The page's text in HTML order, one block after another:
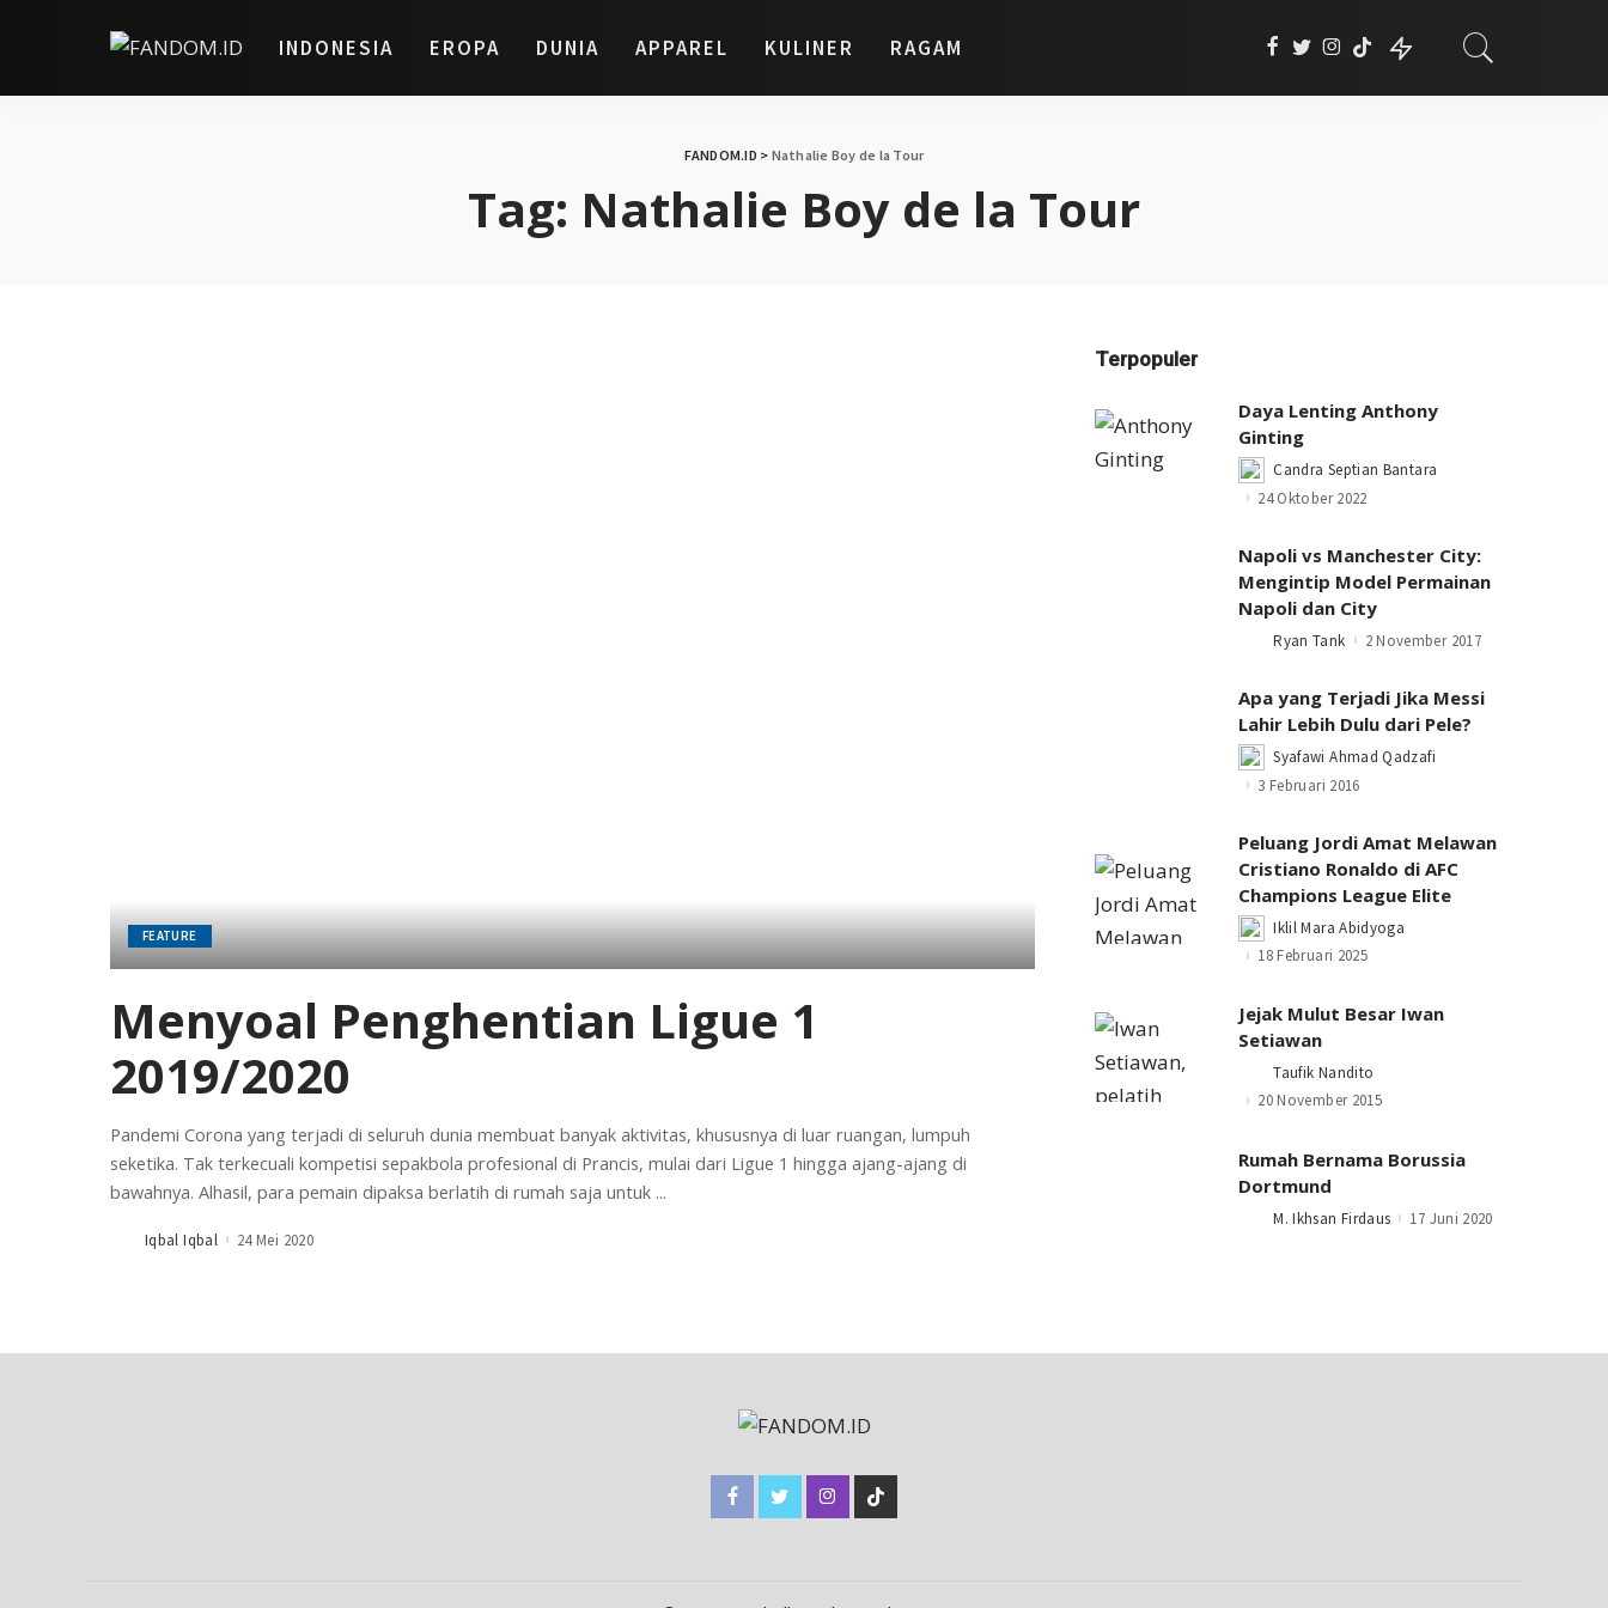
INDONESIA EROPA DUNIA APPAREL KULINER RAGAM
FANDOM.ID > Nathalie Boy de la Tour
Tag: Nathalie Boy de la Tour
FEATURE
Menyoal Penghentian Ligue 1
2019/2020
Pandemi Corona yang terjadi di seluruh dunia membuat banyak aktivitas, khususnya di luar ruangan, lumpuh
seketika. Tak terkecuali kompetisi sepakbola profesional di Prancis, mulai dari Ligue 1 hingga ajang-ajang di
bawahnya. Alhasil, para pemain dipaksa berlatih di rumah saja untuk ...
PostedIqbal Iqbal 24 Mei 2020
Terpopuler
Daya Lenting Anthony
Ginting
Posted
by
Candra Septian Bantara
24 Oktober 2022
Napoli vs Manchester City:
Mengintip Model Permainan
Napoli dan City
PostedRyan Tank 2 November 2017
Apa yang Terjadi Jika Messi
Lahir Lebih Dulu dari Pele?
Posted
by
Syafawi Ahmad Qadzafi
3 Februari 2016
Peluang Jordi Amat Melawan
Cristiano Ronaldo di AFC
Champions League Elite
Posted
by
Iklil Mara Abidyoga
18 Februari 2025
Jejak Mulut Besar Iwan
Setiawan
Posted
by
Taufik Nandito
20 November 2015
Rumah Bernama Borussia
Dortmund
PostedM. Ikhsan Firdaus 17 Juni 2020